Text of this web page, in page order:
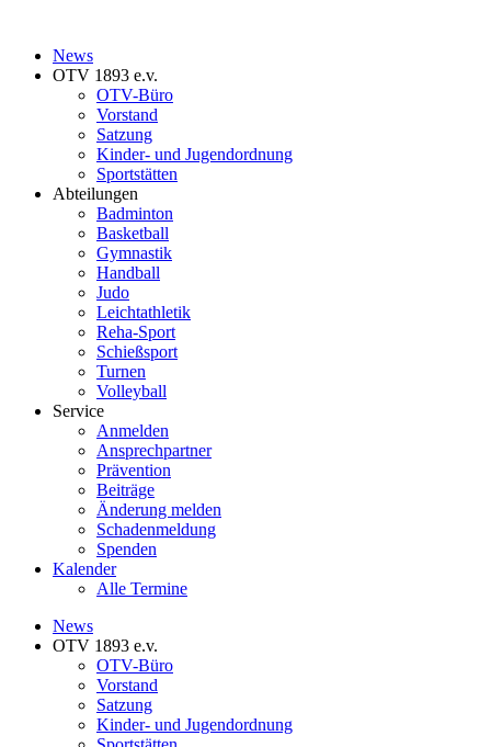
News
OTV 1893 e.v.
OTV-Büro
Vorstand
Satzung
Kinder- und Jugendordnung
Sportstätten
Abteilungen
Badminton
Basketball
Gymnastik
Handball
Judo
Leichtathletik
Reha-Sport
Schießsport
Turnen
Volleyball
Service
Anmelden
Ansprechpartner
Prävention
Beiträge
Änderung melden
Schadenmeldung
Spenden
Kalender
Alle Termine
News
OTV 1893 e.v.
OTV-Büro
Vorstand
Satzung
Kinder- und Jugendordnung